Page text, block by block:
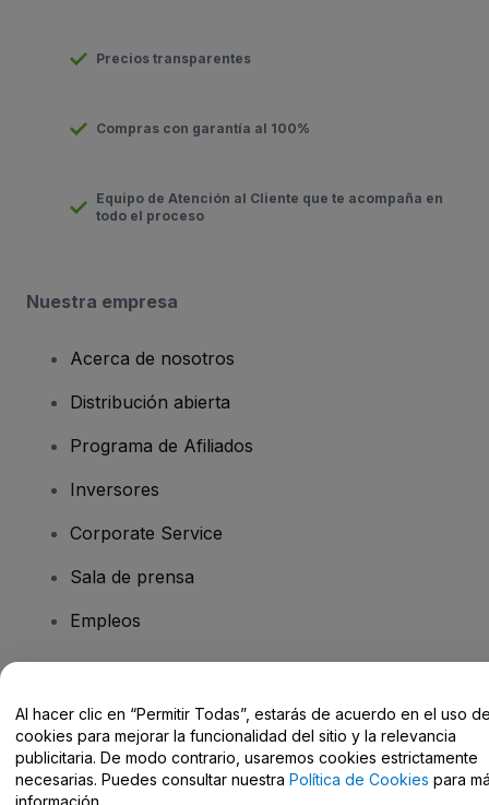
Precios transparentes
Compras con garantía al 100%
Equipo de Atención al Cliente que te acompaña en
todo el proceso
Nuestra empresa
Acerca de nosotros
Distribución abierta
Programa de Afiliados
Inversores
Corporate Service
Sala de prensa
Empleos
Centro de Ayuda / Contacto
Al hacer clic en “Permitir Todas”, estarás de acuerdo en el uso
cookies para mejorar la funcionalidad del sitio y la relevancia
publicitaria. De modo contrario, usaremos cookies estrictamente
necesarias. Puedes consultar nuestra Política de Cookies para
información.